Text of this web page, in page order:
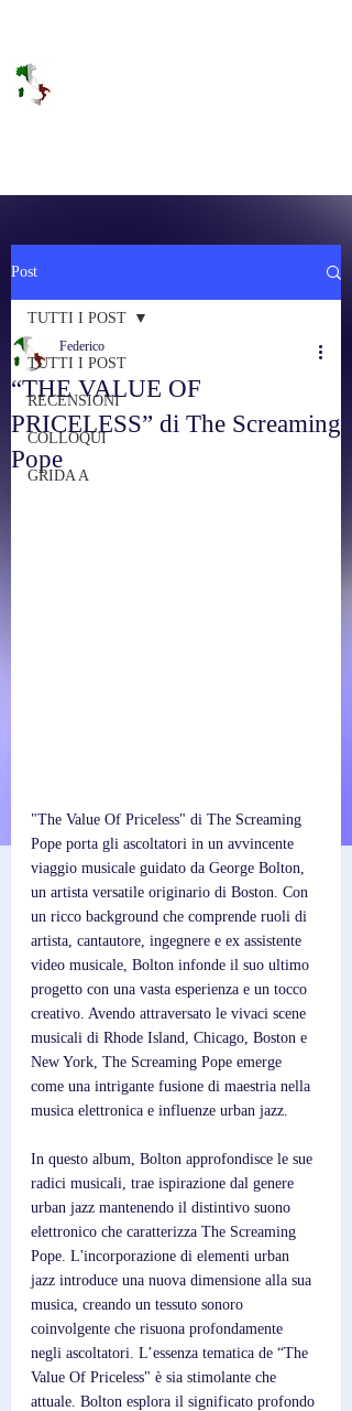
Post
TUTTI I POST
RECENSIONI
COLLOQUI
GRIDA A
TUTTI I POST
“THE VALUE OF
PRICELESS” di The Screaming
Pope
Federico
"The Value Of Priceless" di The Screaming
Pope porta gli ascoltatori in un avvincente
viaggio musicale guidato da George Bolton,
un artista versatile originario di Boston. Con
un ricco background che comprende ruoli di
artista, cantautore, ingegnere e ex assistente
video musicale, Bolton infonde il suo ultimo
progetto con una vasta esperienza e un tocco
creativo. Avendo attraversato le vivaci scene
musicali di Rhode Island, Chicago, Boston e
New York, The Screaming Pope emerge
come una intrigante fusione di maestria nella
musica elettronica e influenze urban jazz.
In questo album, Bolton approfondisce le sue
radici musicali, trae ispirazione dal genere
urban jazz mantenendo il distintivo suono
elettronico che caratterizza The Screaming
Pope. L'incorporazione di elementi urban
jazz introduce una nuova dimensione alla sua
musica, creando un tessuto sonoro
coinvolgente che risuona profondamente
negli ascoltatori. L’essenza tematica de “The
Value Of Priceless" è sia stimolante che
attuale. Bolton esplora il significato profondo